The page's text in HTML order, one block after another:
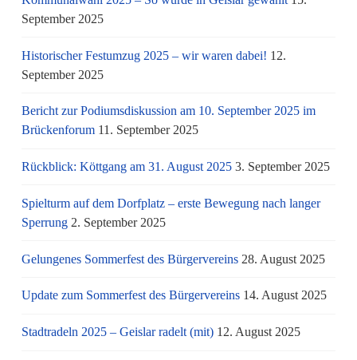
September 2025
Historischer Festumzug 2025 – wir waren dabei! 12.
September 2025
Bericht zur Podiumsdiskussion am 10. September 2025 im
Brückenforum 11. September 2025
Rückblick: Köttgang am 31. August 2025 3. September 2025
Spielturm auf dem Dorfplatz – erste Bewegung nach langer
Sperrung 2. September 2025
Gelungenes Sommerfest des Bürgervereins 28. August 2025
Update zum Sommerfest des Bürgervereins 14. August 2025
Stadtradeln 2025 – Geislar radelt (mit) 12. August 2025